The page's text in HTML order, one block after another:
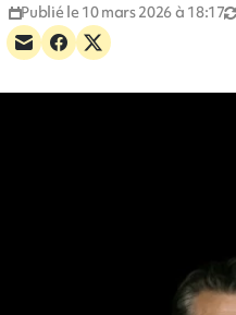
Publié le 10 mars 2026 à 18:17